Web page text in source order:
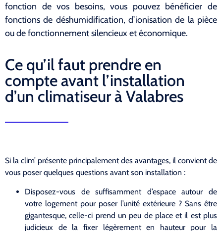
fonction de vos besoins, vous pouvez bénéficier de
fonctions de déshumidification, d’ionisation de la pièce
ou de fonctionnement silencieux et économique.
Ce qu’il faut prendre en
compte avant l’installation
d’un climatiseur à Valabres
Si la clim’ présente principalement des avantages, il convient de
vous poser quelques questions avant son installation :
Disposez-vous de suffisamment d’espace autour de
votre logement pour poser l’unité extérieure ? Sans être
gigantesque, celle-ci prend un peu de place et il est plus
judicieux de la fixer légèrement en hauteur pour la